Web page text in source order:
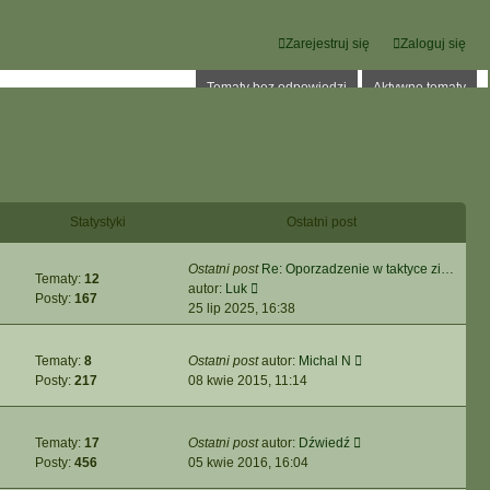
Zaloguj się
Zarejestruj się
Tematy bez odpowiedzi Aktywne tematy
Statystyki Ostatni post
Tematy: 12
Posty: 167
Ostatni post Re: Oporzadzenie w taktyce zi…
autor: Luk
y
ś
i
e
t
n
a
j
25 lip 2025, 16:38
Tematy: 8
Posty: 217
Ostatni postautor: Michal N
08 kwie 2015, 11:14
Tematy: 17
Posty: 456
Ostatni postautor: Dźwiedź
05 kwie 2016, 16:04